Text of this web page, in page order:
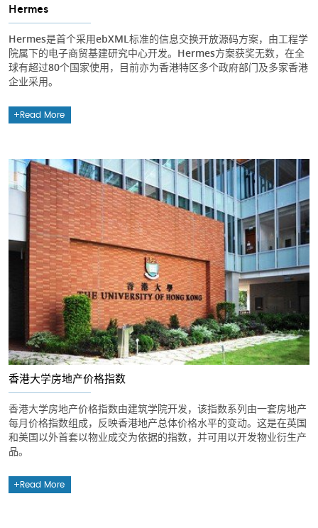
Hermes
Hermes是首个采用ebXML标准的信息交换开放源码方案，由工程学
院属下的电子商贸基建研究中心开发。Hermes方案获奖无数，在全
球有超过80个国家使用，目前亦为香港特区多个政府部门及多家香港
企业采用。
Read More
香港大学房地产价格指数
香港大学房地产价格指数由建筑学院开发，该指数系列由一套房地产
每月价格指数组成，反映香港地产总体价格水平的变动。这是在英国
和美国以外首套以物业成交为依据的指数，并可用以开发物业衍生产
品。
Read More